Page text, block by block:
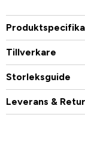
Tillverkare
Storleksguide
Leverans & Retur